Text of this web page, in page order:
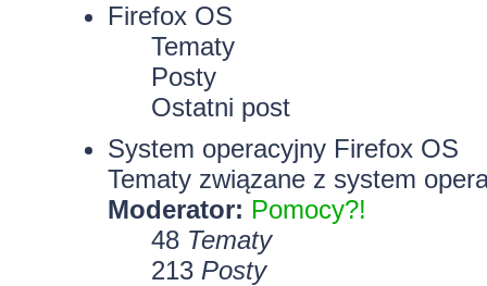
Firefox OS
Tematy
Posty
Ostatni post
System operacyjny Firefox OS
Tematy związane z system
Moderator: Pomocy?!
48 Tematy
213 Posty